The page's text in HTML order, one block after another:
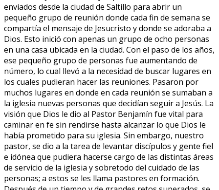
enviados desde la ciudad de Saltillo para abrir un
pequeño grupo de reunión donde cada fin de semana se
compartía el mensaje de Jesucristo y donde se adoraba a
Dios. Esto inició con apenas un grupo de ocho personas
en una casa ubicada en la ciudad. Con el paso de los años,
ese pequeño grupo de personas fue aumentando de
número, lo cual llevó a la necesidad de buscar lugares en
los cuales pudieran hacer las reuniones. Pasaron por
muchos lugares en donde en cada reunión se sumaban a
la iglesia nuevas personas que decidían seguir a Jesús. La
visión que Dios le dio al Pastor Benjamín fue vital para
caminar en fe sin rendirse hasta alcanzar lo que Dios le
había prometido para su iglesia. Sin embargo, nuestro
pastor, se dio a la tarea de levantar discípulos y gente fiel
e idónea que pudiera hacerse cargo de las distintas áreas
de servicio de la iglesia y sobretodo del cuidado de las
personas; a estos se les llama pastores en formación.